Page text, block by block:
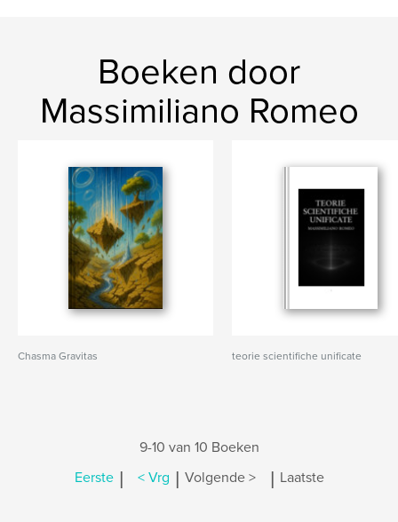
Boeken door
Massimiliano Romeo
Chasma Gravitas teorie scientifiche unificate
9-10 van 10 Boeken
Eerste | < Vrg | Volgende > | Laatste